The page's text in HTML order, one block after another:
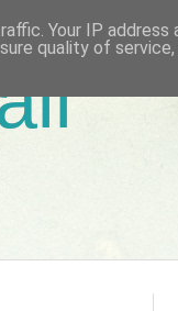
Your IP address
quality of